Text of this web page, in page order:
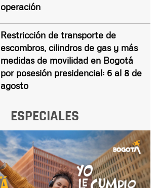
operación
Restricción de transporte de
escombros, cilindros de gas y más
medidas de movilidad en Bogotá
por posesión presidencial: 6 al 8 de
agosto
ESPECIALES